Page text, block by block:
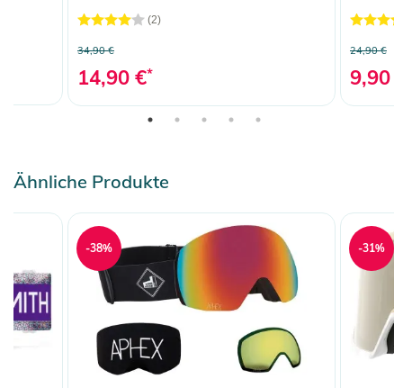
(2)
34,90 €
14,90 €*
24,90 €
9,90
Ähnliche Produkte
-38% -31%